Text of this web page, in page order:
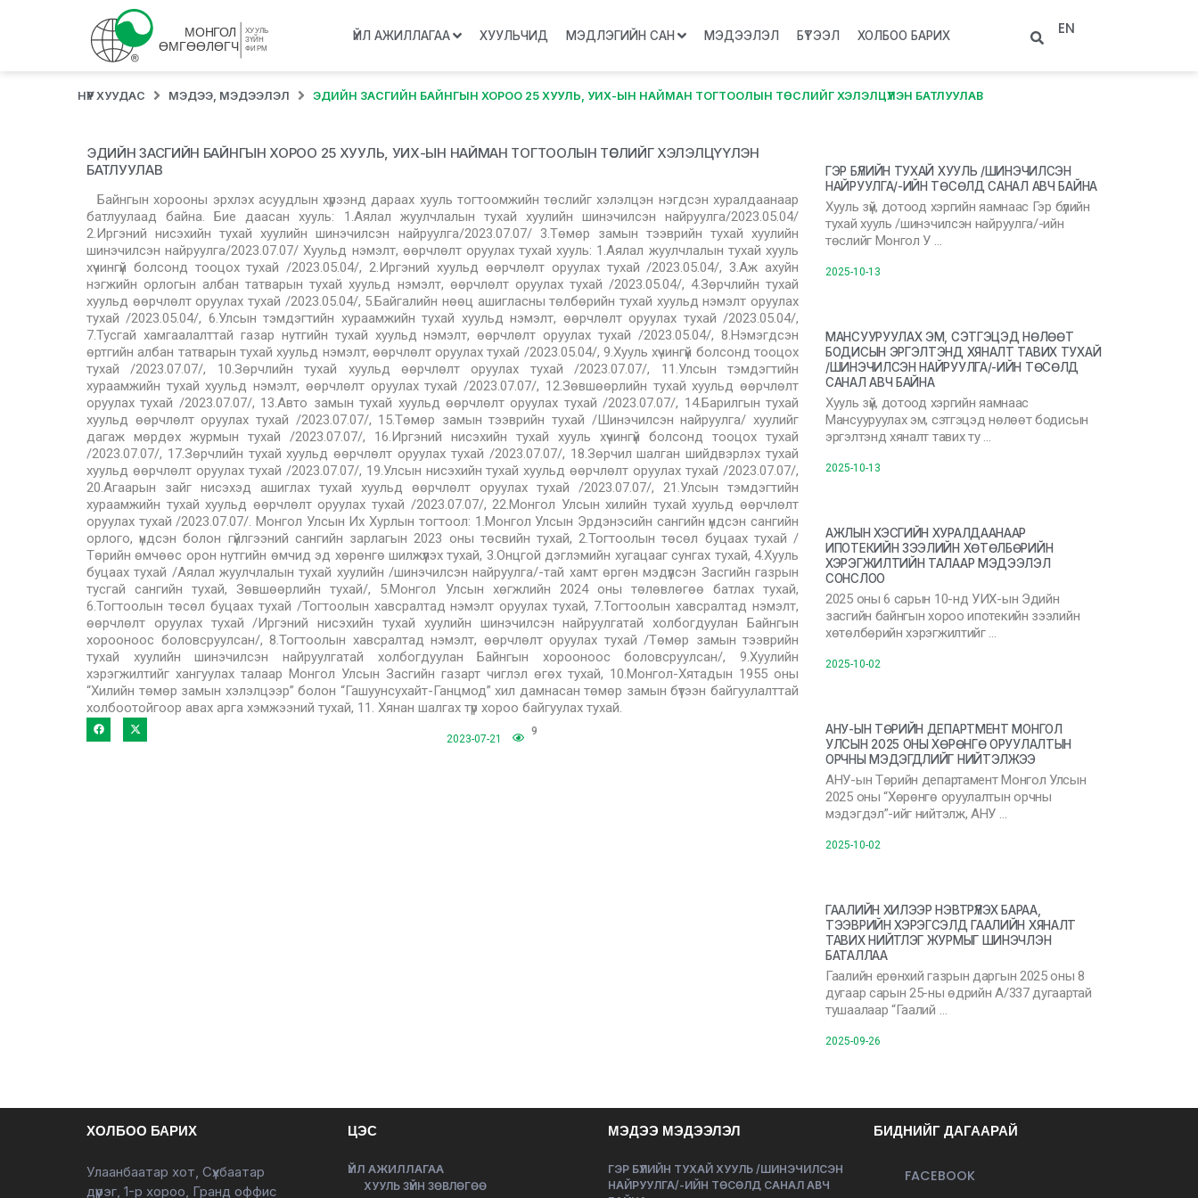
ҮЙЛ АЖИЛЛАГАА ХУУЛЬЧИД МЭДЛЭГИЙН САН МЭДЭЭЛЭЛ БҮТЭЭЛ ХОЛБОО БАРИХ EN
НҮҮР ХУУДАС МЭДЭЭ, МЭДЭЭЛЭЛ ЭДИЙН ЗАСГИЙН БАЙНГЫН ХОРОО 25 ХУУЛЬ, УИХ-ЫН НАЙМАН ТОГТООЛЫН ТӨСЛИЙГ ХЭЛЭЛЦҮҮЛЭН БАТЛУУЛАВ
ЭДИЙН ЗАСГИЙН БАЙНГЫН ХОРОО 25 ХУУЛЬ, УИХ-ЫН НАЙМАН ТОГТООЛЫН ТӨСЛИЙГ ХЭЛЭЛЦҮҮЛЭН
БАТЛУУЛАВ
Байнгын хорооны эрхлэх асуудлын хүрээнд дараах хууль тогтоомжийн төслийг хэлэлцэн нэгдсэн хуралдаанаар
батлуулаад байна. Бие даасан хууль: 1.Аялал жуулчлалын тухай хуулийн шинэчилсэн найруулга/2023.05.04/
2.Иргэний нисэхийн тухай хуулийн шинэчилсэн найруулга/2023.07.07/ 3.Төмөр замын тээврийн тухай хуулийн
шинэчилсэн найруулга/2023.07.07/ Хуульд нэмэлт, өөрчлөлт оруулах тухай хууль: 1.Аялал жуулчлалын тухай хууль
хүчингүй болсонд тооцох тухай /2023.05.04/, 2.Иргэний хуульд өөрчлөлт оруулах тухай /2023.05.04/, 3.Аж ахуйн
нэгжийн орлогын албан татварын тухай хуульд нэмэлт, өөрчлөлт оруулах тухай /2023.05.04/, 4.Зөрчлийн тухай
хуульд өөрчлөлт оруулах тухай /2023.05.04/, 5.Байгалийн нөөц ашигласны төлбөрийн тухай хуульд нэмэлт оруулах
тухай /2023.05.04/, 6.Улсын тэмдэгтийн хураамжийн тухай хуульд нэмэлт, өөрчлөлт оруулах тухай /2023.05.04/,
7.Тусгай хамгаалалттай газар нутгийн тухай хуульд нэмэлт, өөрчлөлт оруулах тухай /2023.05.04/, 8.Нэмэгдсэн
өртгийн албан татварын тухай хуульд нэмэлт, өөрчлөлт оруулах тухай /2023.05.04/, 9.Хууль хүчингүй болсонд тооцох
тухай /2023.07.07/, 10.Зөрчлийн тухай хуульд өөрчлөлт оруулах тухай /2023.07.07/, 11.Улсын тэмдэгтийн
хураамжийн тухай хуульд нэмэлт, өөрчлөлт оруулах тухай /2023.07.07/, 12.Зөвшөөрлийн тухай хуульд өөрчлөлт
оруулах тухай /2023.07.07/, 13.Авто замын тухай хуульд өөрчлөлт оруулах тухай /2023.07.07/, 14.Барилгын тухай
хуульд өөрчлөлт оруулах тухай /2023.07.07/, 15.Төмөр замын тээврийн тухай /Шинэчилсэн найруулга/ хуулийг
дагаж мөрдөх журмын тухай /2023.07.07/, 16.Иргэний нисэхийн тухай хууль хүчингүй болсонд тооцох тухай
/2023.07.07/, 17.Зөрчлийн тухай хуульд өөрчлөлт оруулах тухай /2023.07.07/, 18.Зөрчил шалган шийдвэрлэх тухай
хуульд өөрчлөлт оруулах тухай /2023.07.07/, 19.Улсын нисэхийн тухай хуульд өөрчлөлт оруулах тухай /2023.07.07/,
20.Агаарын зайг нисэхэд ашиглах тухай хуульд өөрчлөлт оруулах тухай /2023.07.07/, 21.Улсын тэмдэгтийн
хураамжийн тухай хуульд өөрчлөлт оруулах тухай /2023.07.07/, 22.Монгол Улсын хилийн тухай хуульд өөрчлөлт
оруулах тухай /2023.07.07/. Монгол Улсын Их Хурлын тогтоол: 1.Монгол Улсын Эрдэнэсийн сангийн үндсэн сангийн
орлого, үндсэн болон гүйлгээний сангийн зарлагын 2023 оны төсвийн тухай, 2.Тогтоолын төсөл буцаах тухай /
Төрийн өмчөөс орон нутгийн өмчид эд хөрөнгө шилжүүлэх тухай, 3.Онцгой дэглэмийн хугацааг сунгах тухай, 4.Хууль
буцаах тухай /Аялал жуулчлалын тухай хуулийн /шинэчилсэн найруулга/-тай хамт өргөн мэдүүлсэн Засгийн газрын
тусгай сангийн тухай, Зөвшөөрлийн тухай/, 5.Монгол Улсын хөгжлийн 2024 оны төлөвлөгөө батлах тухай,
6.Тогтоолын төсөл буцаах тухай /Тогтоолын хавсралтад нэмэлт оруулах тухай, 7.Тогтоолын хавсралтад нэмэлт,
өөрчлөлт оруулах тухай /Иргэний нисэхийн тухай хуулийн шинэчилсэн найруулгатай холбогдуулан Байнгын
хорооноос боловсруулсан/, 8.Тогтоолын хавсралтад нэмэлт, өөрчлөлт оруулах тухай /Төмөр замын тээврийн
тухай хуулийн шинэчилсэн найруулгатай холбогдуулан Байнгын хорооноос боловсруулсан/, 9.Хуулийн
хэрэгжилтийг хангуулах талаар Монгол Улсын Засгийн газарт чиглэл өгөх тухай, 10.Монгол-Хятадын 1955 оны
“Хилийн төмөр замын хэлэлцээр” болон “Гашуунсухайт-Ганцмод” хил дамнасан төмөр замын бүтээн байгуулалттай
холбоотойгоор авах арга хэмжээний тухай, 11. Хянан шалгах түр хороо байгуулах тухай.
2023-07-21
9
ГЭР БҮЛИЙН ТУХАЙ ХУУЛЬ /ШИНЭЧИЛСЭН
НАЙРУУЛГА/-ИЙН ТӨСӨЛД САНАЛ АВЧ БАЙНА
Хууль зүй, дотоод хэргийн яамнаас Гэр бүлийн
тухай хууль /шинэчилсэн найруулга/-ийн
төслийг Монгол У …
2025-10-13
МАНСУУРУУЛАХ ЭМ, СЭТГЭЦЭД НӨЛӨӨТ
БОДИСЫН ЭРГЭЛТЭНД ХЯНАЛТ ТАВИХ ТУХАЙ
/ШИНЭЧИЛСЭН НАЙРУУЛГА/-ИЙН ТӨСӨЛД
САНАЛ АВЧ БАЙНА
Хууль зүй, дотоод хэргийн яамнаас
Мансууруулах эм, сэтгэцэд нөлөөт бодисын
эргэлтэнд хяналт тавих ту …
2025-10-13
АЖЛЫН ХЭСГИЙН ХУРАЛДААНААР
ИПОТЕКИЙН ЗЭЭЛИЙН ХӨТӨЛБӨРИЙН
ХЭРЭГЖИЛТИЙН ТАЛААР МЭДЭЭЛЭЛ
СОНСЛОО
2025 оны 6 сарын 10-нд УИХ-ын Эдийн
засгийн байнгын хороо ипотекийн зээлийн
хөтөлбөрийн хэрэгжилтийг …
2025-10-02
АНУ-ЫН ТӨРИЙН ДЕПАРТМЕНТ МОНГОЛ
УЛСЫН 2025 ОНЫ ХӨРӨНГӨ ОРУУЛАЛТЫН
ОРЧНЫ МЭДЭГДЛИЙГ НИЙТЭЛЖЭЭ
АНУ-ын Төрийн департамент Монгол Улсын
2025 оны “Хөрөнгө оруулалтын орчны
мэдэгдэл”-ийг нийтэлж, АНУ …
2025-10-02
ГААЛИЙН ХИЛЭЭР НЭВТРҮҮЛЭХ БАРАА,
ТЭЭВРИЙН ХЭРЭГСЭЛД ГААЛИЙН ХЯНАЛТ
ТАВИХ НИЙТЛЭГ ЖУРМЫГ ШИНЭЧЛЭН
БАТАЛЛАА
Гаалийн ерөнхий газрын даргын 2025 оны 8
дугаар сарын 25-ны өдрийн А/337 дугаартай
тушаалаар “Гаалий …
2025-09-26
ХОЛБОО БАРИХ
Улаанбаатар хот, Сүхбаатар
дүүрэг, 1-р хороо, Гранд оффис
ЦЭС
ҮЙЛ АЖИЛЛАГАА
ХУУЛЬ ЗҮЙН ЗӨВЛӨГӨӨ
МЭДЭЭ МЭДЭЭЛЭЛ
ГЭР БҮЛИЙН ТУХАЙ ХУУЛЬ /ШИНЭЧИЛСЭН
НАЙРУУЛГА/-ИЙН ТӨСӨЛД САНАЛ АВЧ
БИДНИЙГ ДАГААРАЙ
FACEBOOK